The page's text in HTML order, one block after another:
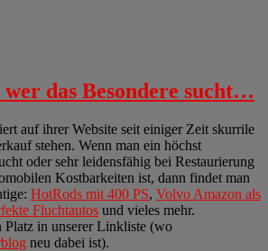
das Besondere sucht…
auf ihrer Website seit einiger Zeit skurrile
stehen. Wenn man ein höchst
oder sehr leidensfähig bei Restaurierung
Kostbarkeiten ist, dann findet man
HotRods mit 400 PS, Volvo Amazon als
Fluchtautos und vieles mehr.
in unserer Linkliste (wo
neu dabei ist).